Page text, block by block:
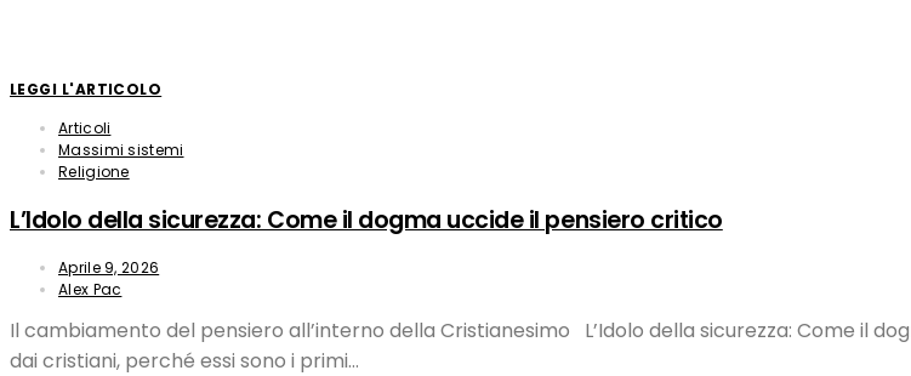
LEGGI L'ARTICOLO
Articoli
Massimi sistemi
Religione
L’Idolo della sicurezza: Come il dogma uccide il pensiero critico
Aprile 9, 2026
Alex Pac
Il cambiamento del pensiero all’interno della Cristianesimo L’Idolo della sicurezza: Come il
dai cristiani, perché essi sono i primi…